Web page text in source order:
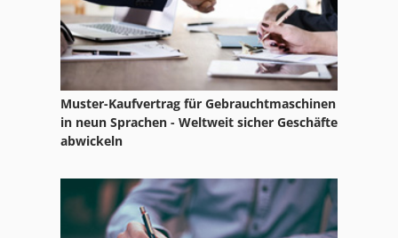
Muster-Kaufvertrag für Gebrauchtmaschinen
in neun Sprachen - Weltweit sicher Geschäfte
abwickeln